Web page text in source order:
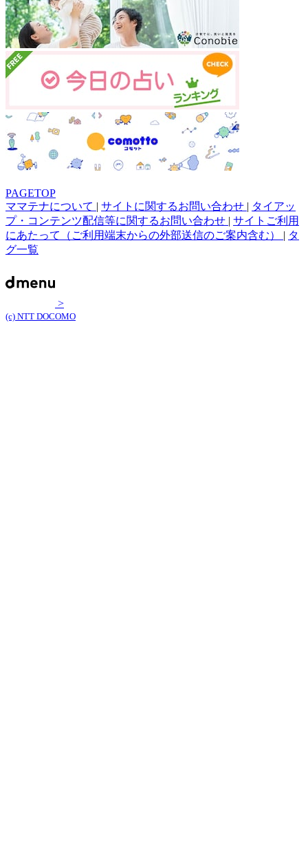
PAGETOP
ママテナについて | サイトに関するお問い合わせ | タイアッ
プ・コンテンツ配信等に関するお問い合わせ | サイトご利用
にあたって（ご利用端末からの外部送信のご案内含む） | タ
グ一覧
>
(c) NTT DOCOMO